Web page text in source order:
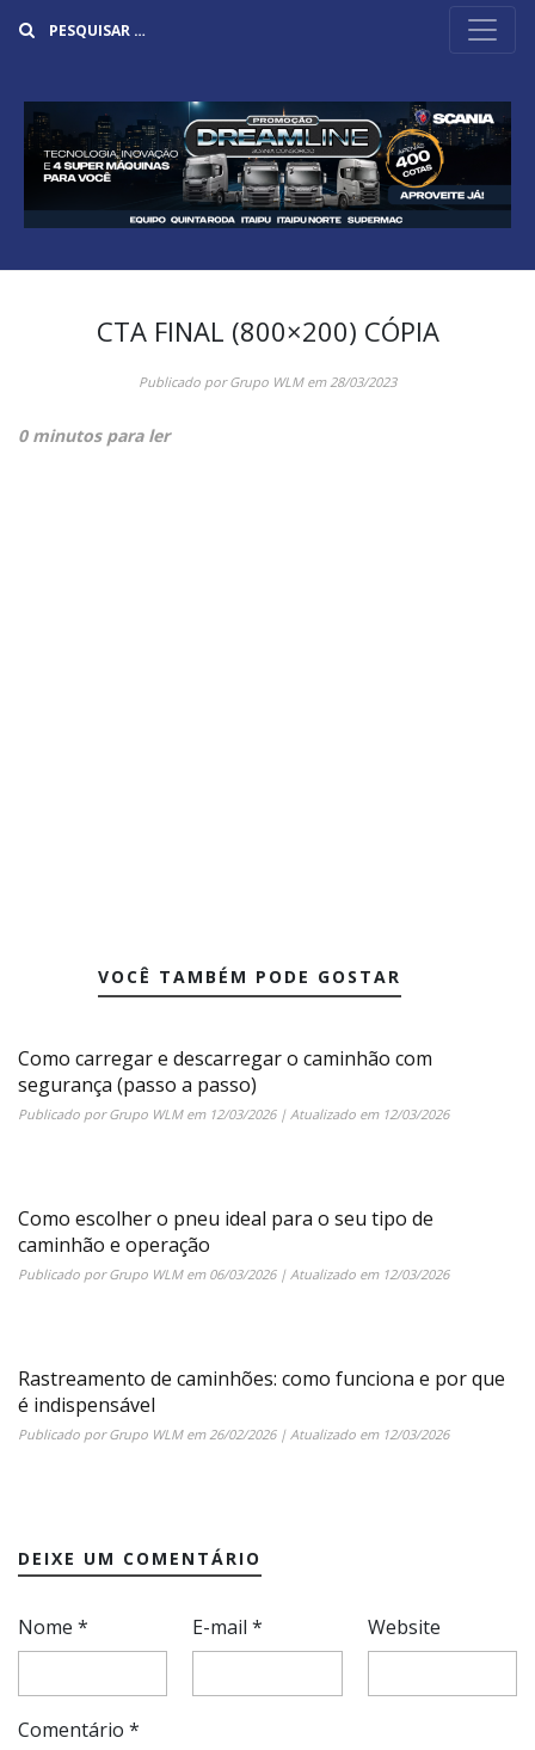
CTA FINAL (800×200) CÓPIA
Publicado porGrupo WLMem28/03/2023
0 minutos para ler
VOCÊ TAMBÉM PODE GOSTAR
Como carregar e descarregar o caminhão com
segurança (passo a passo)
Publicado porGrupo WLMem 12/03/2026| Atualizado em 12/03/2026
Como escolher o pneu ideal para o seu tipo de
caminhão e operação
Publicado porGrupo WLMem 06/03/2026| Atualizado em 12/03/2026
Rastreamento de caminhões: como funciona e por que
é indispensável
Publicado porGrupo WLMem26/02/2026| Atualizado em 12/03/2026
DEIXE UM COMENTÁRIO
Nome * E-mail* Website
Comentário *